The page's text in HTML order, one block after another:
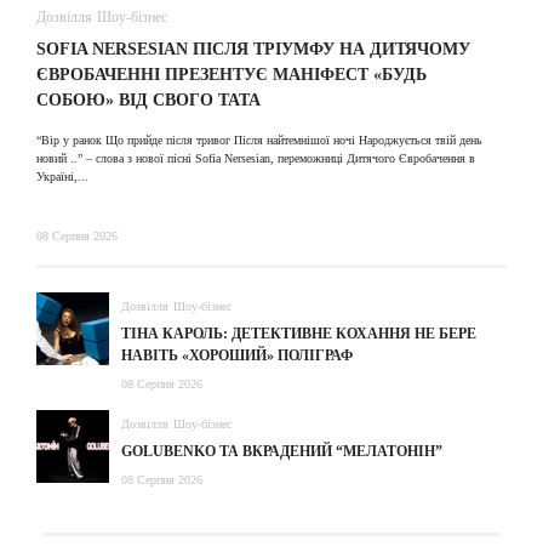
Дозвілля Шоу-бізнес
SOFIA NERSESIAN ПІСЛЯ ТРІУМФУ НА ДИТЯЧОМУ
ЄВРОБАЧЕННІ ПРЕЗЕНТУЄ МАНІФЕСТ «БУДЬ
СОБОЮ» ВІД СВОГО ТАТА
“Вір у ранок Що прийде після тривог Після найтемнішої ночі Народжується твій день
новий ..” – слова з нової пісні Sofia Nersesian, переможниці Дитячого Євробачення в
Україні,...
08 Серпня 2026
Дозвілля Шоу-бізнес
ТІНА КАРОЛЬ: ДЕТЕКТИВНЕ КОХАННЯ НЕ БЕРЕ
НАВІТЬ «ХОРОШИЙ» ПОЛІГРАФ
08 Серпня 2026
Дозвілля Шоу-бізнес
GOLUBENKO ТА ВКРАДЕНИЙ “МЕЛАТОНІН”
08 Серпня 2026